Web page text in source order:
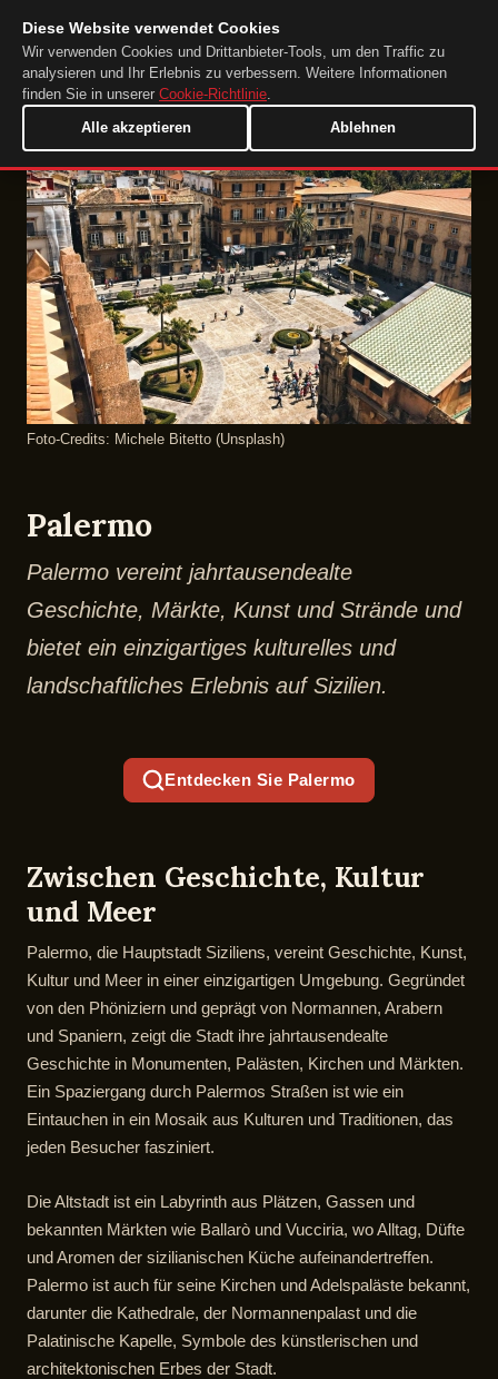
DuckTip.com
Foto‑Credits: Michele Bitetto (Unsplash)
Palermo
Palermo vereint jahrtausendealte
Geschichte, Märkte, Kunst und Strände und
bietet ein einzigartiges kulturelles und
landschaftliches Erlebnis auf Sizilien.
Entdecken Sie Palermo
Zwischen Geschichte, Kultur
und Meer
Palermo, die Hauptstadt Siziliens, vereint Geschichte, Kunst,
Kultur und Meer in einer einzigartigen Umgebung. Gegründet
von den Phöniziern und geprägt von Normannen, Arabern
und Spaniern, zeigt die Stadt ihre jahrtausendealte
Geschichte in Monumenten, Palästen, Kirchen und Märkten.
Ein Spaziergang durch Palermos Straßen ist wie ein
Eintauchen in ein Mosaik aus Kulturen und Traditionen, das
jeden Besucher fasziniert.
Die Altstadt ist ein Labyrinth aus Plätzen, Gassen und
bekannten Märkten wie Ballarò und Vucciria, wo Alltag, Düfte
und Aromen der sizilianischen Küche aufeinandertreffen.
Palermo ist auch für seine Kirchen und Adelspaläste bekannt,
darunter die Kathedrale, der Normannenpalast und die
Palatinische Kapelle, Symbole des künstlerischen und
architektonischen Erbes der Stadt.
Diese Website verwendet Cookies
Wir verwenden Cookies und Drittanbieter-Tools, um den Traffic zu
analysieren und Ihr Erlebnis zu verbessern. Weitere Informationen
finden Sie in unserer Cookie-Richtlinie.
Alle akzeptieren
Ablehnen